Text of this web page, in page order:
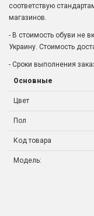
соответствую
магазинов.
- В стоимость обуви не
Украину. Стоимость
- Сроки выполнения
Основные
Цвет
Пол
Код товара
Модель: